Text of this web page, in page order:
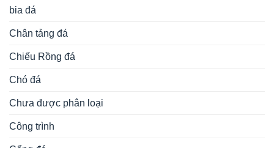
bia đá
Chân tảng đá
Chiếu Rồng đá
Chó đá
Chưa được phân loại
Công trình